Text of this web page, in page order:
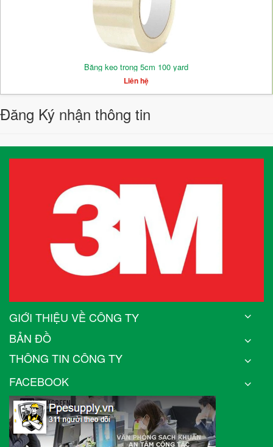
Băng keo trong 5cm 100 yard
Liên hệ
Đăng Ký nhận thông tin
GIỚI THIỆU VỀ CÔNG TY
BẢN ĐỒ
THÔNG TIN CÔNG TY
FACEBOOK